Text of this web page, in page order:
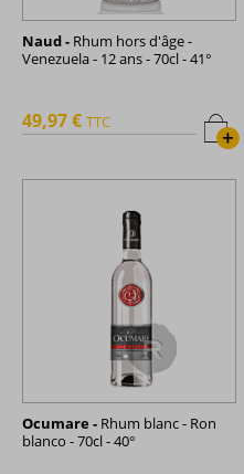
Naud - Rhum hors d'âge -
Venezuela - 12 ans - 70cl - 41°
+
49,97 € TTC
Ocumare - Rhum blanc - Ron
blanco - 70cl - 40°